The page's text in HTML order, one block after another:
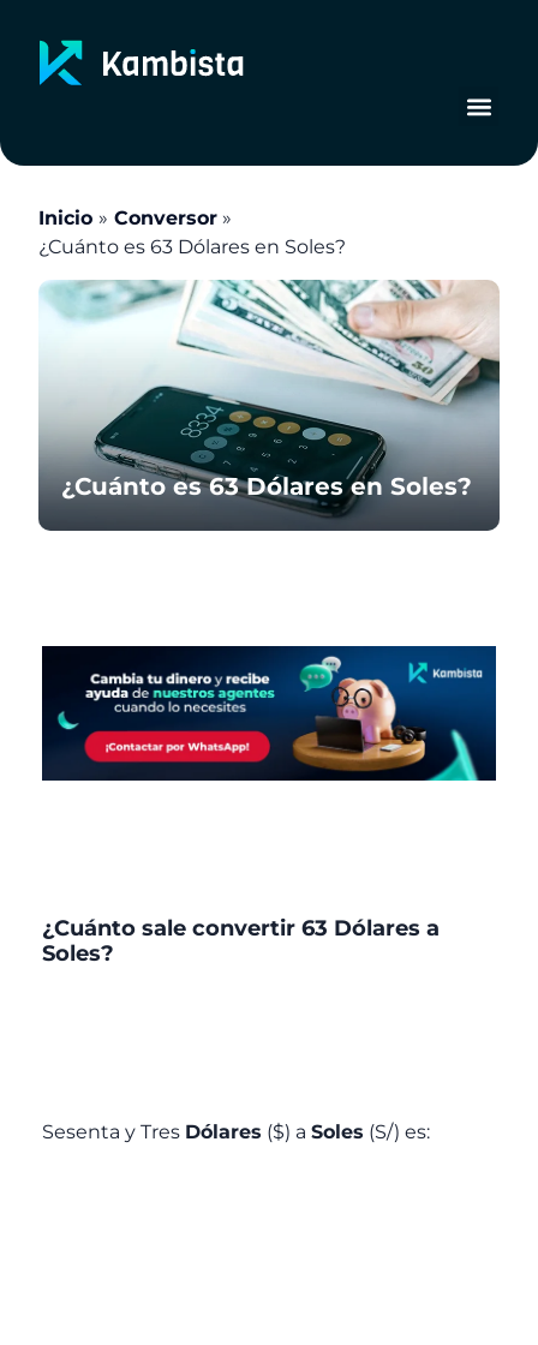
contenido
Inicio
Conversor
¿Cuánto es 63 Dólares en Soles?
¿Cuánto es 63 Dólares en Soles?
¿Cuánto sale convertir 63 Dólares a
Soles?
Sesenta y Tres Dólares ($) a Soles (S/) es: